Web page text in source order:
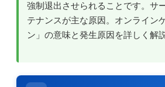
強制退出させられることです。サ
テナンスが主な原因。オンライン
ン」の意味と発生原因を詳しく解